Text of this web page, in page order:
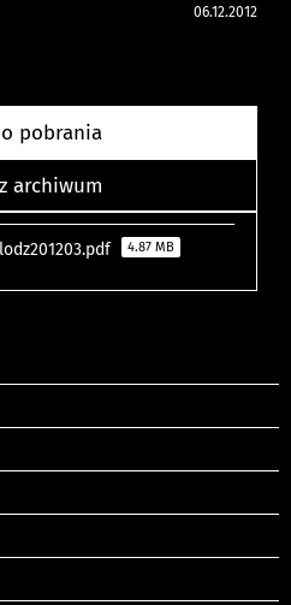
06.12.2012
pobrania
archiwum
4.87 MB